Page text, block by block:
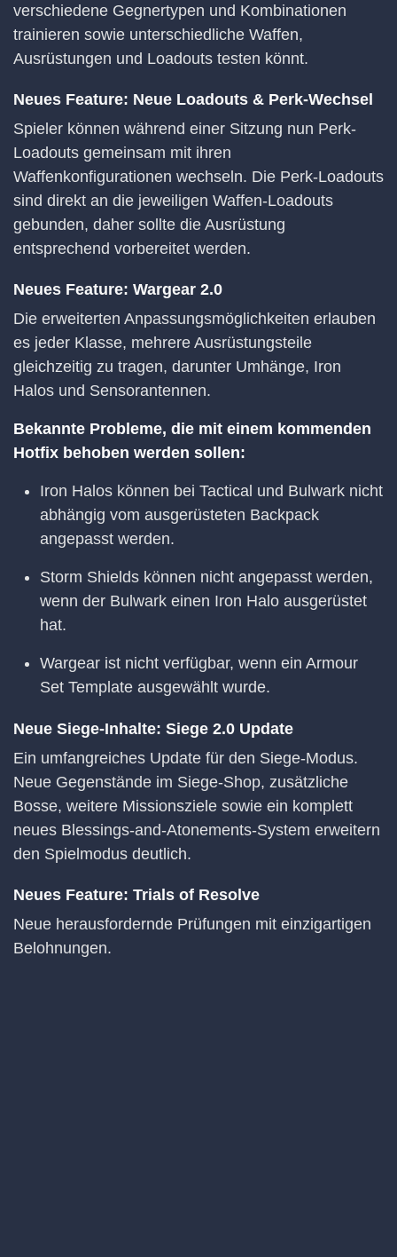
verschiedene Gegnertypen und Kombinationen
trainieren sowie unterschiedliche Waffen,
Ausrüstungen und Loadouts testen könnt.
Neues Feature: Neue Loadouts & Perk-Wechsel
Spieler können während einer Sitzung nun Perk-
Loadouts gemeinsam mit ihren
Waffenkonfigurationen wechseln. Die Perk-Loadouts
sind direkt an die jeweiligen Waffen-Loadouts
gebunden, daher sollte die Ausrüstung
entsprechend vorbereitet werden.
Neues Feature: Wargear 2.0
Die erweiterten Anpassungsmöglichkeiten erlauben
es jeder Klasse, mehrere Ausrüstungsteile
gleichzeitig zu tragen, darunter Umhänge, Iron
Halos und Sensorantennen.
Bekannte Probleme, die mit einem kommenden
Hotfix behoben werden sollen:
Iron Halos können bei Tactical und Bulwark nicht
abhängig vom ausgerüsteten Backpack
angepasst werden.
Storm Shields können nicht angepasst werden,
wenn der Bulwark einen Iron Halo ausgerüstet
hat.
Wargear ist nicht verfügbar, wenn ein Armour
Set Template ausgewählt wurde.
Neue Siege-Inhalte: Siege 2.0 Update
Ein umfangreiches Update für den Siege-Modus.
Neue Gegenstände im Siege-Shop, zusätzliche
Bosse, weitere Missionsziele sowie ein komplett
neues Blessings-and-Atonements-System erweitern
den Spielmodus deutlich.
Neues Feature: Trials of Resolve
Neue herausfordernde Prüfungen mit einzigartigen
Belohnungen.